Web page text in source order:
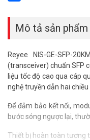
Mô tả sản phẩm
Reyee NIS-GE-SFP-
(transceiver) chuẩn SFP
liệu tốc độ cao qua cáp
nghệ truyền dẫn hai chiều
Để đảm bảo kết nối,
bước sóng ngược lại,
Thiết bị hoàn toàn tương